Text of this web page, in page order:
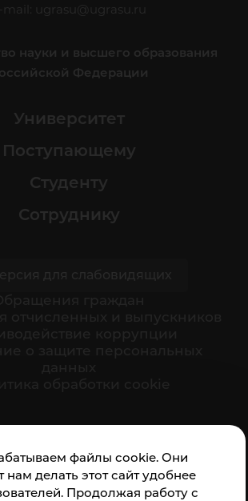
файлы cookie. Они
нам делать этот сайт удобнее
Продолжая работу с
mail:
ugrasu@ugrasu.ru
науки и высшего образования
Федерации
Университет
Поступающему
Студенту
Сотруднику
организации: